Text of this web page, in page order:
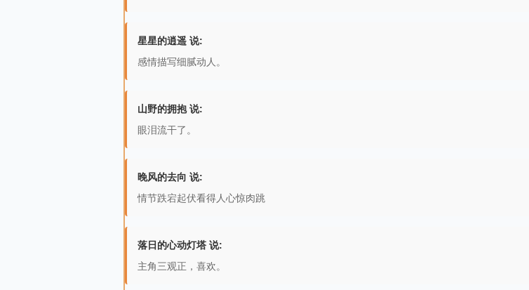
星星的逍遥 说:
感情描写细腻动人。
山野的拥抱 说:
眼泪流干了。
晚风的去向 说:
情节跌宕起伏看得人心惊肉跳
落日的心动灯塔 说:
主角三观正，喜欢。